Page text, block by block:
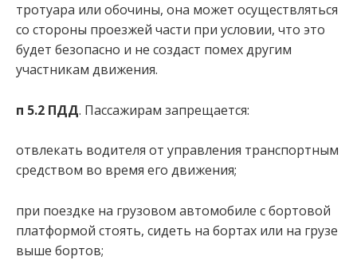
тротуара или обочины, она может осуществляться
со стороны проезжей части при условии, что это
будет безопасно и не создаст помех другим
участникам движения.
п 5.2 ПДД. Пассажирам запрещается:
отвлекать водителя от управления транспортным
средством во время его движения;
при поездке на грузовом автомобиле с бортовой
платформой стоять, сидеть на бортах или на грузе
выше бортов;